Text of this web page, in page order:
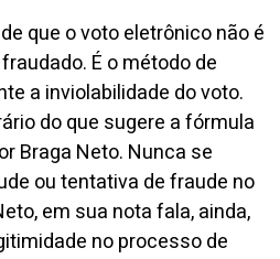
que o voto eletrônico não é
É o método de
a inviolabilidade do voto.
do que sugere a fórmula
Braga Neto. Nunca se
ou tentativa de fraude no
em sua nota fala, ainda,
no processo de